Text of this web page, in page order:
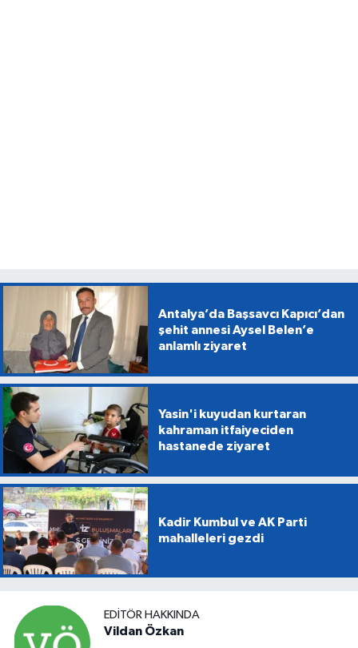
Antalya’da Başsavcı Kapıcı’dan
şehit annesi Aysel Belen’e
anlamlı ziyaret
Yasin'i kuyudan kurtaran
kahraman itfaiyeciden
hastanede ziyaret
Kadir Kumbul ve AK Parti
mahalleleri gezdi
EDITÖR HAKKINDA
Vildan Özkan